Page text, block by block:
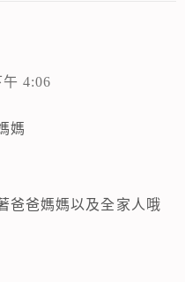
4:06
媽
爸爸媽媽以及全家人哦